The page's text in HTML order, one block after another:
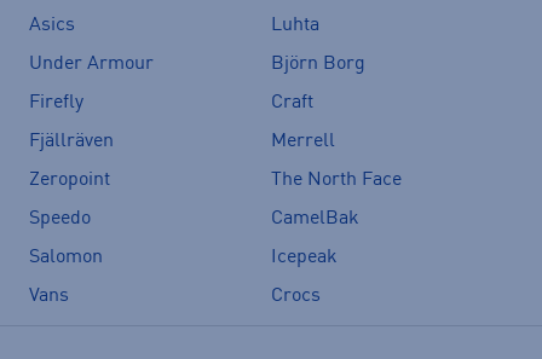
Asics
Luhta
Under Armour
Björn Borg
Firefly
Craft
Fjällräven
Merrell
Zeropoint
The North Face
Speedo
CamelBak
Salomon
Icepeak
Vans
Crocs